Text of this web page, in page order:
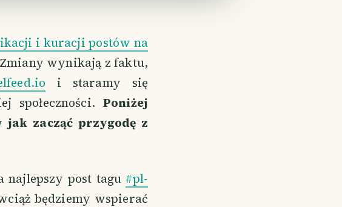
i kuracji postów na
wynikają z faktu,
i staramy się
społeczności. Poniżej
zacząć przygodę z
najlepszy post tagu #pl-
będziemy wspierać